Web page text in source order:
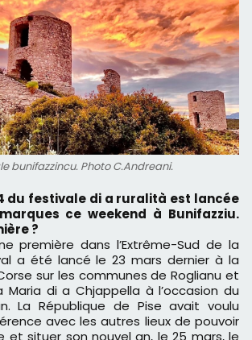
bunifazzincu. Photo C.Andreani.
ce weekend à Bunifazziu.
?
première dans l’Extrême-Sud de la
a été lancé le 23 mars dernier à la
sur les communes de Roglianu et
Maria di a Chjappella à l’occasion du
La République de Pise avait voulu
avec les autres lieux de pouvoir
et situer son nouvel an, le 25 mars, le